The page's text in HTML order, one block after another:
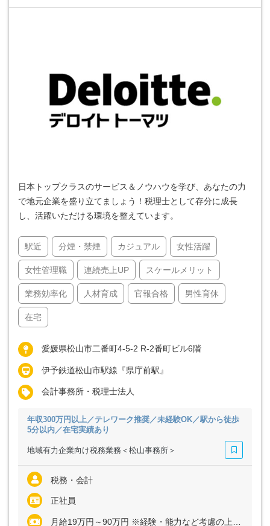
日本トップクラスのサービス＆ノウハウを学び、あなたの力
で地元企業を盛り立てましょう！税理士として存分に成長
し、活躍いただける環境を整えています。
駅近 分煙・禁煙 カジュアル 女性活躍
女性管理職 連続売上UP スケールメリット
業務効率化 人材育成 官報合格 男性育休
在宅
愛媛県松山市二番町4-5-2 R-2番町ビル6階
伊予鉄道松山市駅線『県庁前駅』
会計事務所・税理士法人
年収300万円以上／テレワーク推奨／未経験OK／駅から徒歩
5分以内／在宅実績あり
地域有力企業向け税務業務＜松山事務所＞
税務・会計
正社員
月給19万円～90万円 ※経験・能力など考慮の上、決定いたします ※アソシエイト／シニアアソシエイトは残業代全額支給 ※マネジャーまたはシニアマネジャーの場合、管理監督者採用のため残業代支給なし